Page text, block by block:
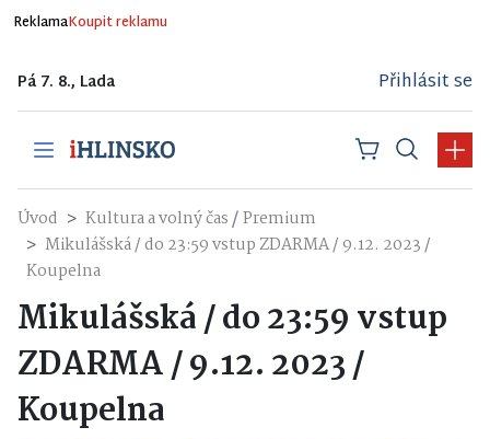
ReklamaKoupit reklamu
Pá 7. 8., Lada Přihlásit se
Úvod Kultura a volný čas/Premium
Mikulášská / do 23:59 vstup ZDARMA / 9.12. 2023 /
Koupelna
Mikulášská / do 23:59 vstup
ZDARMA / 9.12. 2023 /
Koupelna